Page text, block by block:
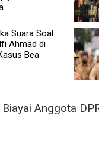
Suara Soal
Ahmad di
Bea
Anggota